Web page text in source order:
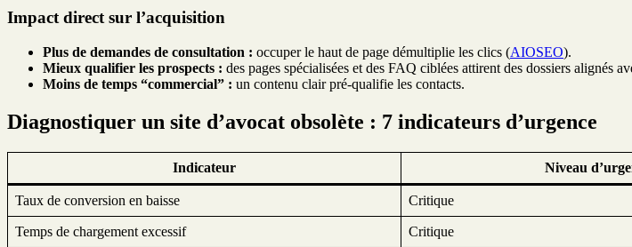
Impact direct sur l’acquisition
Plus de demandes de consultation : occuper le haut de page démultiplie les clics (AIOSEO).
Mieux qualifier les prospects : des pages spécialisées et des FAQ ciblées attirent des dossiers alignés
Moins de temps “commercial” : un contenu clair pré-qualifie les contacts.
Diagnostiquer un site d’avocat obsolète : 7 indicateurs d’urgence
Indicateur Niveau
Taux de conversion en baisse Critique
Temps de chargement excessif Critique